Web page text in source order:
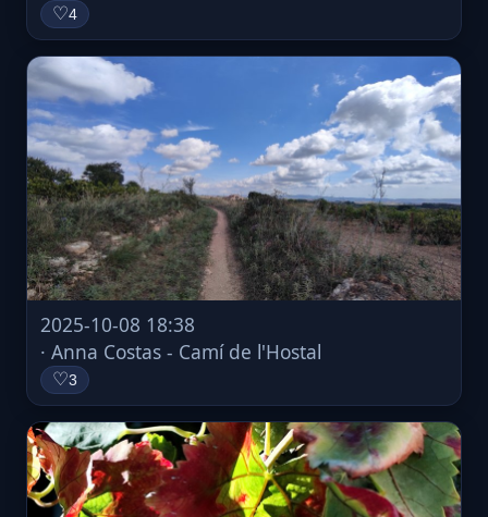
♡4
2025-10-08 18:38
· Anna Costas - Camí de l'Hostal
♡3